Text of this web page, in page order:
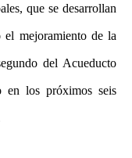
que se desarrollan
mejoramiento de la
del Acueducto
en los próximos seis